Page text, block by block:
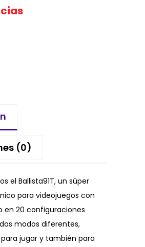
(0)
el Ballista91T, un súper
para videojuegos con
en 20 configuraciones
modos diferentes,
jugar y también para